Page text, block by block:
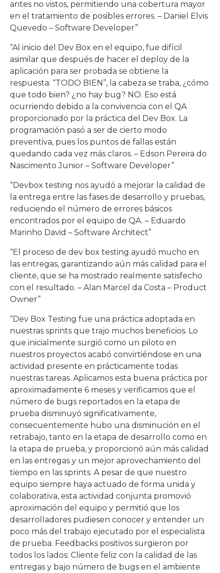
antes no vistos, permitiendo una cobertura mayor
en el tratamiento de posibles errores. – Daniel Elvis
Quevedo – Software Developer”
“Al inicio del Dev Box en el equipo, fue difícil
asimilar que después de hacer el deploy de la
aplicación para ser probada se obtiene la
respuesta: “TODO BIEN”, la cabeza se traba, ¿cómo
que todo bien? ¿no hay bug? NO. Eso está
ocurriendo debido a la convivencia con el QA
proporcionado por la práctica del Dev Box. La
programación pasó a ser de cierto modo
preventiva, pues los puntos de fallas están
quedando cada vez más claros. – Edson Pereira do
Nascimento Junior – Software Developer”
“Devbox testing nos ayudó a mejorar la calidad de
la entrega entre las fases de desarrollo y pruebas,
reduciendo el número de errores básicos
encontrados por el equipo de QA. – Eduardo
Marinho David – Software Architect”
“El proceso de dev box testing ayudó mucho en
las entregas, garantizando aún más calidad para el
cliente, que se ha mostrado realmente satisfecho
con el resultado. – Alan Marcel da Costa – Product
Owner”
“Dev Box Testing fue una práctica adoptada en
nuestras sprints que trajo muchos beneficios. Lo
que inicialmente surgió como un piloto en
nuestros proyectos acabó convirtiéndose en una
actividad presente en prácticamente todas
nuestras tareas. Aplicamos esta buena práctica por
aproximadamente 6 meses y verificamos que el
número de bugs reportados en la etapa de
prueba disminuyó significativamente,
consecuentemente hubo una disminución en el
retrabajo, tanto en la etapa de desarrollo como en
la etapa de prueba, y proporcionó aún más calidad
en las entregas y un mejor aprovechamiento del
tiempo en las sprints. A pesar de que nuestro
equipo siempre haya actuado de forma unida y
colaborativa, esta actividad conjunta promovió
aproximación del equipo y permitió que los
desarrolladores pudiesen conocer y entender un
poco más del trabajo ejecutado por el especialista
de prueba. Feedbacks positivos surgieron por
todos los lados: Cliente feliz con la calidad de las
entregas y bajo número de bugs en el ambiente